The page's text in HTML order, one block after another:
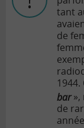
tant
de
bar»,
de